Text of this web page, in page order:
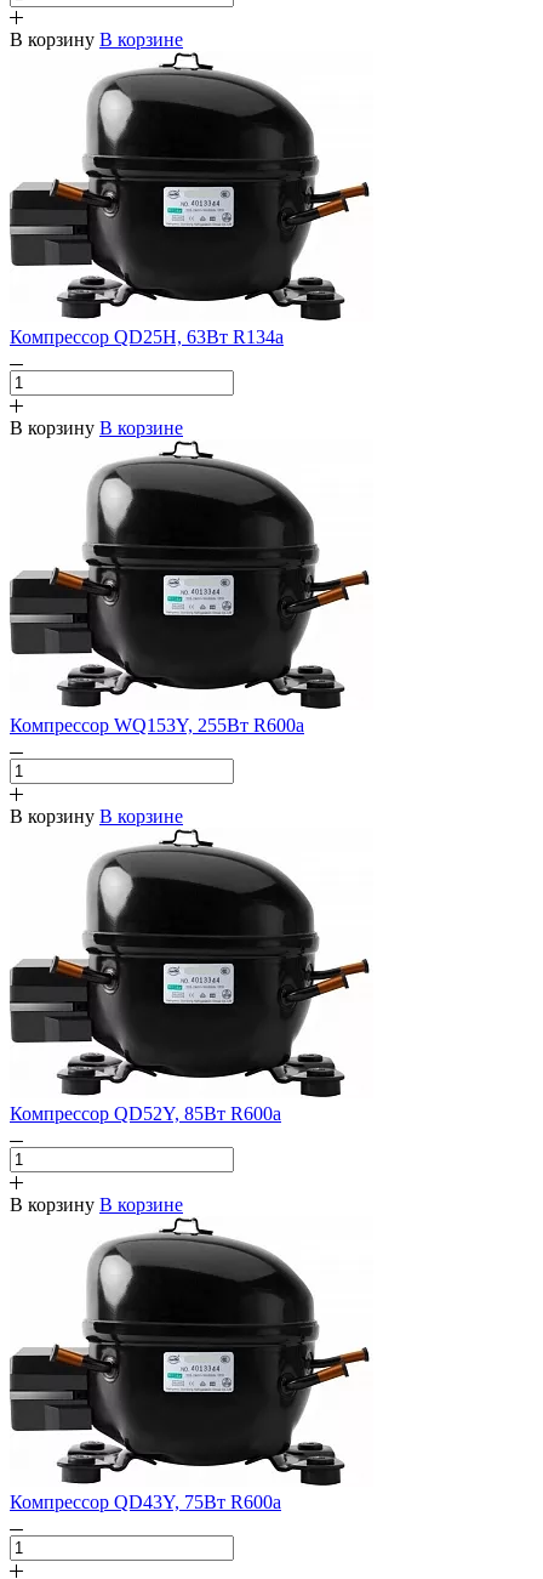
В корзину В корзине
Компрессор QD25H, 63Вт R134a
В корзину В корзине
Компрессор WQ153Y, 255Вт R600a
В корзину В корзине
Компрессор QD52Y, 85Вт R600a
В корзину В корзине
Компрессор QD43Y, 75Вт R600a